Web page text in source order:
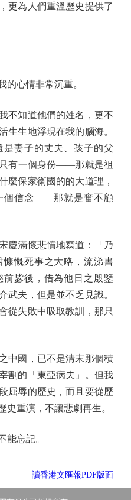
更為人們重溫歷史提供了
心情非常沉重。
知道他們的姓名，更不
生生地浮現在我的腦海。
妻子的丈夫、孩子的父
有一個身份——那就是祖
麼保家衛國的的大道理，
個信念——那就是奮不顧
滿懷悲憤地寫道：「乃
慨死事之大略，流涕書
毖後，借為他日之殷鑒
武夫，但是並不乏見識。
從失敗中吸取教訓，那只
國，已不是清末那個積
割的「東亞病夫」。但我
屈辱的歷史，而且要從歷
史重演，不讓悲劇再生。
忘記。
讀香港文匯報PDF版面